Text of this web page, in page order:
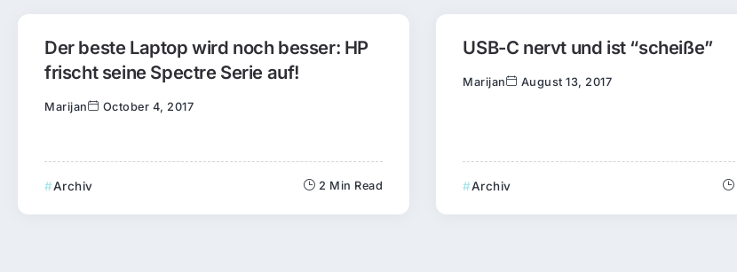
Der beste Laptop wird noch besser: HP
frischt seine Spectre Serie auf!
Marijan October 4, 2017
Archiv 2 Min Read
USB-C nervt und ist “scheiße”
Marijan August 13, 2017
Archiv